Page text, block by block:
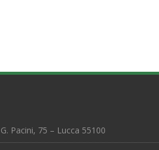
Pacini, 75 – Lucca 55100